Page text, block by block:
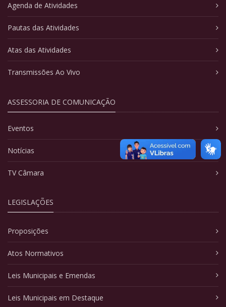
Agenda de Atividades
Pautas das Atividades
Atas das Atividades
Transmissões Ao Vivo
ASSESSORIA DE COMUNICAÇÃO
Eventos
Notícias
TV Câmara
LEGISLAÇÕES
Proposições
Atos Normativos
Leis Municipais e Emendas
Leis Municipais em Destaque